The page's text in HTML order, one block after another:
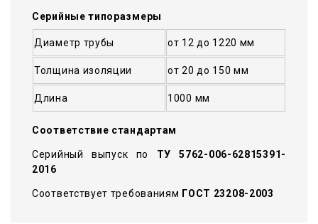
Серийные типоразмеры
Диаметр трубы от 12 до 1220 мм
Толщина изоляции от 20 до 150 мм
Длина 1000 мм
Соответствие стандартам
Серийный выпуск по ТУ 5762-006-62815391-
2016
Соответствует требованиям ГОСТ 23208-2003